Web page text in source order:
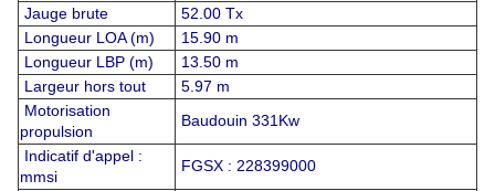
Jauge brute
52.00 Tx
Longueur LOA (m)
15.90 m
Longueur LBP (m)
13.50 m
Largeur hors tout
5.97 m
Motorisation
propulsion
Baudouin 331Kw
Indicatif d'appel :
mmsi
FGSX : 228399000